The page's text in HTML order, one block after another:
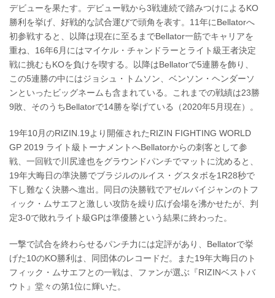
デビューを果たす。デビュー戦から3戦連続で踏みつけによるKO
勝利を挙げ、好戦的な試合運びで頭角を表す。11年にBellatorへ
初参戦すると、以降は現在に至るまでBellator一筋でキャリアを
重ね、16年6月にはマイケル・チャンドラーとライト級王者決定
戦に挑むもKOを負けを喫する。以降はBellatorで5連勝を飾り、
この5連勝の中にはジョシュ・トムソン、ベンソン・ヘンダーソ
ンといったビッグネームも含まれている。これまでの戦績は23勝
9敗、そのうちBellatorで14勝を挙げている（2020年5月現在）。
19年10月のRIZIN.19より開催されたRIZIN FIGHTING WORLD
GP 2019 ライト級トーナメントへBellatorからの刺客として参
戦、一回戦で川尻達也をグラウンドパンチでマットに沈めると、
19年大晦日の準決勝でブラジルのルイス・グスタボを1R28秒で
下し難なく決勝へ進出。同日の決勝戦でアゼルバイジャンのトフ
ィック・ムサエフと激しい攻防を繰り広げ会場を沸かせたが、判
定3-0で敗れライト級GPは準優勝という結果に終わった。
一撃で試合を終わらせるパンチ力には定評があり、Bellatorで挙
げた10のKO勝利は、同団体のレコードだ。また19年大晦日のト
フィック・ムサエフとの一戦は、ファンが選ぶ『RIZINベストバ
ウト』堂々の第1位に輝いた。